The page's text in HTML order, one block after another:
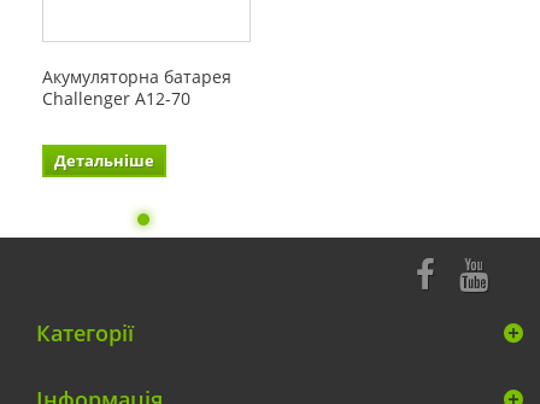
Акумуляторна батарея
Challenger A12-70
Детальніше
Категорії